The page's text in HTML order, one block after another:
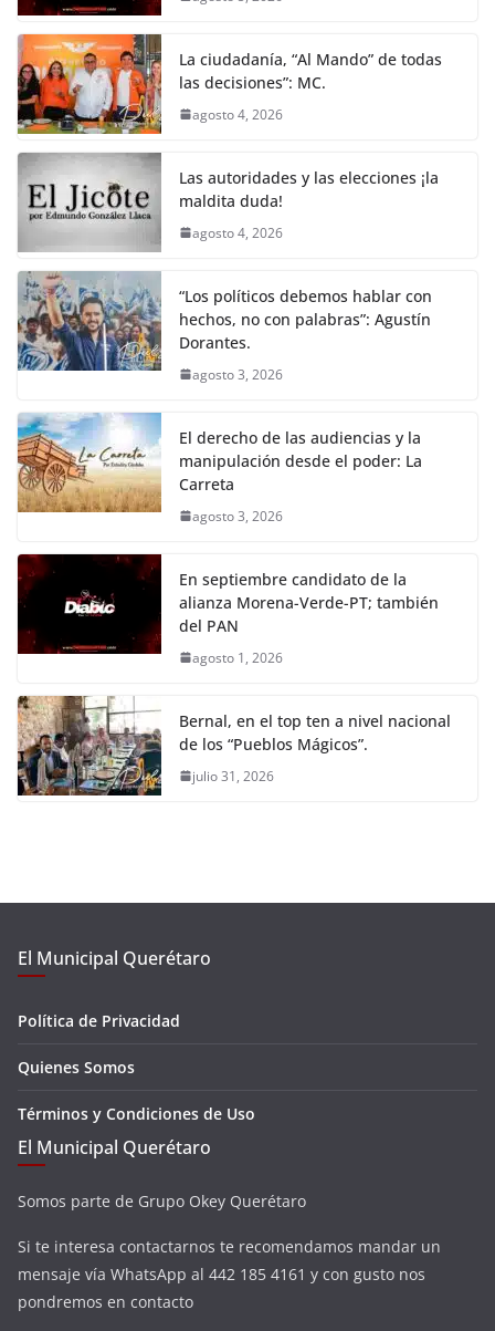
La ciudadanía, “Al Mando” de todas
las decisiones”: MC.
agosto 4, 2026
Las autoridades y las elecciones ¡la
maldita duda!
agosto 4, 2026
“Los políticos debemos hablar con
hechos, no con palabras”: Agustín
Dorantes.
agosto 3, 2026
El derecho de las audiencias y la
manipulación desde el poder: La
Carreta
agosto 3, 2026
En septiembre candidato de la
alianza Morena-Verde-PT; también
del PAN
agosto 1, 2026
Bernal, en el top ten a nivel nacional
de los “Pueblos Mágicos”.
julio 31, 2026
El Municipal Querétaro
Política de Privacidad
Quienes Somos
Términos y Condiciones de Uso
El Municipal Querétaro
Somos parte de Grupo Okey Querétaro
Si te interesa contactarnos te recomendamos mandar un
mensaje vía WhatsApp al 442 185 4161 y con gusto nos
pondremos en contacto